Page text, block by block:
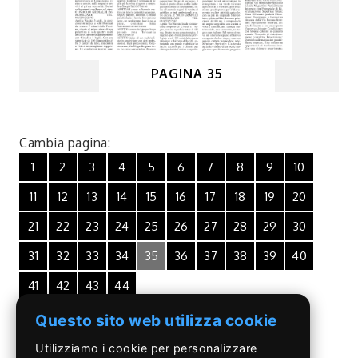
PAGINA 35
Cambia pagina:
1 2 3 4 5 6 7 8 9
10
11
12 13 14 15 16 17 18 19
20
21
22 23 24 25 26 27 28 29
30
31
32 33 34 35 36 37 38 39
40
41
42 43 44
Questo sito web utilizza cookie
Utilizziamo i cookie per personalizzare